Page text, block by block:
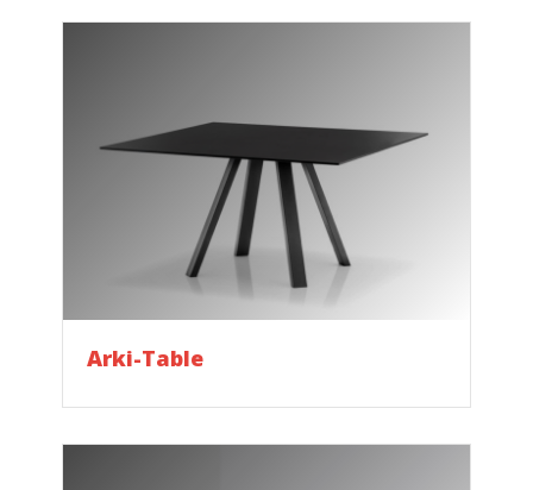
Arki-Table